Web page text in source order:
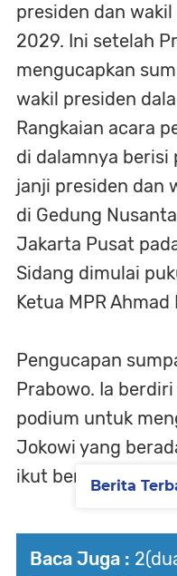
presiden dan
2029. Ini setelah
mengucapkan
wakil presiden
Rangkaian acara
di dalamnya berisi
janji presiden dan
di Gedung
Jakarta Pusat
Sidang dimulai
Ketua MPR Ahmad
Pengucapan
Prabowo. Ia
podium untuk
Jokowi yang
ikut berdiri dan
Baca Juga :
Berita